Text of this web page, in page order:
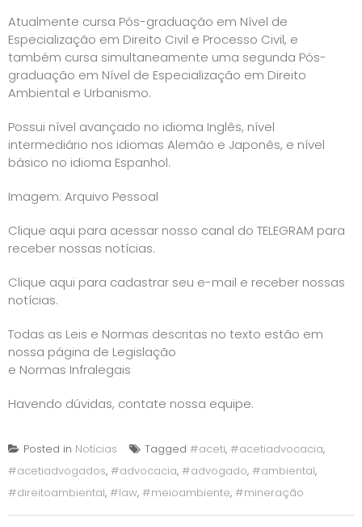
Atualmente cursa Pós-graduação em Nível de
Especialização em Direito Civil e Processo Civil, e
também cursa simultaneamente uma segunda Pós-
graduação em Nível de Especialização em Direito
Ambiental e Urbanismo.
Possui nível avançado no idioma Inglês, nível
intermediário nos idiomas Alemão e Japonês, e nível
básico no idioma Espanhol.
Imagem: Arquivo Pessoal
Clique aqui para acessar nosso canal do TELEGRAM para
receber nossas notícias.
Clique aqui para cadastrar seu e-mail e receber nossas
notícias.
Todas as Leis e Normas descritas no texto estão em
nossa página de Legislação
e Normas Infralegais
Havendo dúvidas, contate nossa equipe.
Posted in Notícias Tagged #aceti, #acetiadvocacia,
#acetiadvogados, #advocacia, #advogado, #ambiental,
#direitoambiental, #law, #meioambiente, #mineração